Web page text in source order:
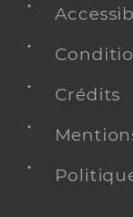
Crédits